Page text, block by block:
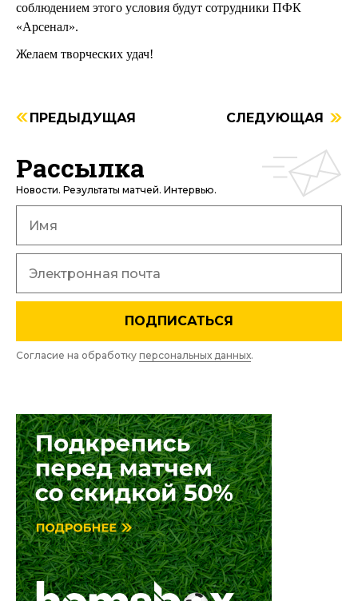
соблюдением этого условия будут сотрудники ПФК
«Арсенал».
Желаем творческих удач!
ПРЕДЫДУЩАЯ СЛЕДУЮЩАЯ
Рассылка
Новости. Результаты матчей. Интервью.
ПОДПИСАТЬСЯ
Согласие на обработку персональных данных.